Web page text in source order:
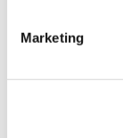
Marketing
SEITE TEILEN